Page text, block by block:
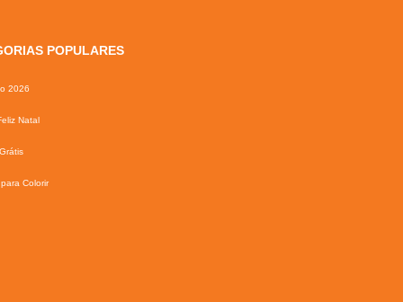
POPULARES
2026
Natal
Colorir